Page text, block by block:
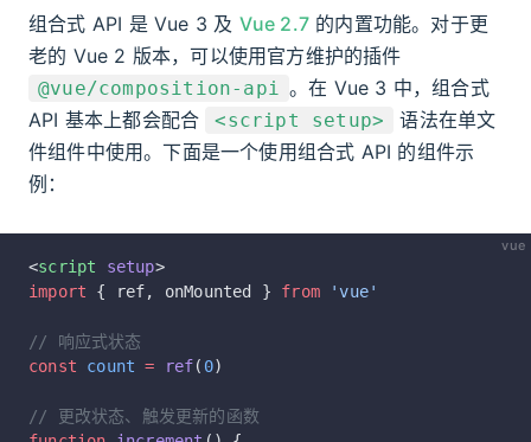
组合式 API 是 Vue 3 及 Vue 2.7 的内置功能。对于更
老的 Vue 2 版本，可以使用官方维护的插件
@vue/composition-api 。在 Vue 3 中，组合式
API 基本上都会配合
<script setup>
语法在单文
件组件中使用。下面是一个使用组合式 API 的组件示
例：
vue
<script setup>
import { ref, onMounted } from 'vue'
// 响应式状态
const count = ref( 0)
// 更改状态、触发更新的函数